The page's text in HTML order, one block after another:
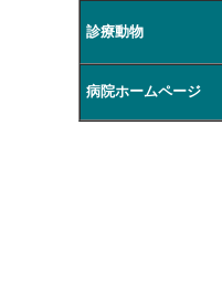
診療動物
病院ホームページ